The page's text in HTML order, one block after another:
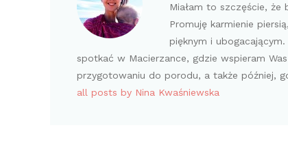
Miałam to szczęście,
Promuję karmienie
pięknym i
spotkać w Macierzance, gdzie wspieram
przygotowaniu do porodu, a także później,
all posts by Nina Kwaśniewska